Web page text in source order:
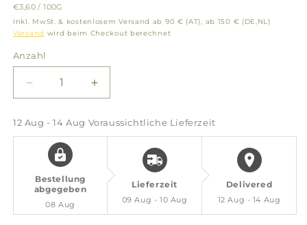
Preis
GRUNDPREIS
€3,60 / PRO
100G
Inkl. MwSt. & kostenlosem Versand ab 90 € (AT), ab 150 € (DE,NL)
Versand wird beim Checkout berechnet
Anzahl
Verringere
die
Menge
für
Fleur
Sel
Spicy
Pepper
fein
Erhöhe
die
Menge
Sel
Pepper
fein
12 Aug - 14 Aug Voraussichtliche Lieferzeit
Bestellung
abgegeben
08 Aug
Lieferzeit
09 Aug - 10 Aug
Delivered
12 Aug - 14 Aug